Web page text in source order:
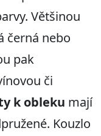
Většinou
černá nebo
pak
či
k obleku mají
Kouzlo